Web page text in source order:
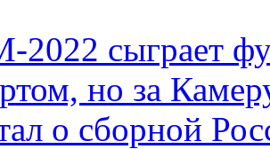
сыграет
но за
о сборной